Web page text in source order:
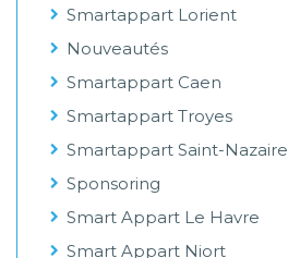
Smartappart Lorient
Nouveautés
Smartappart Caen
Smartappart Troyes
Smartappart Saint-Nazaire
Sponsoring
Smart Appart Le Havre
Smart Appart Niort